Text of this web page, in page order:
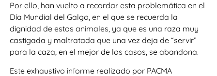
Por ello, han vuelto a recordar esta problemática en el
Día Mundial del Galgo, en el que se recuerda la
dignidad de estos animales, ya que es una raza muy
castigada y maltratada que una vez deja de “servir”
para la caza, en el mejor de los casos, se abandona.
Este exhaustivo informe realizado por PACMA